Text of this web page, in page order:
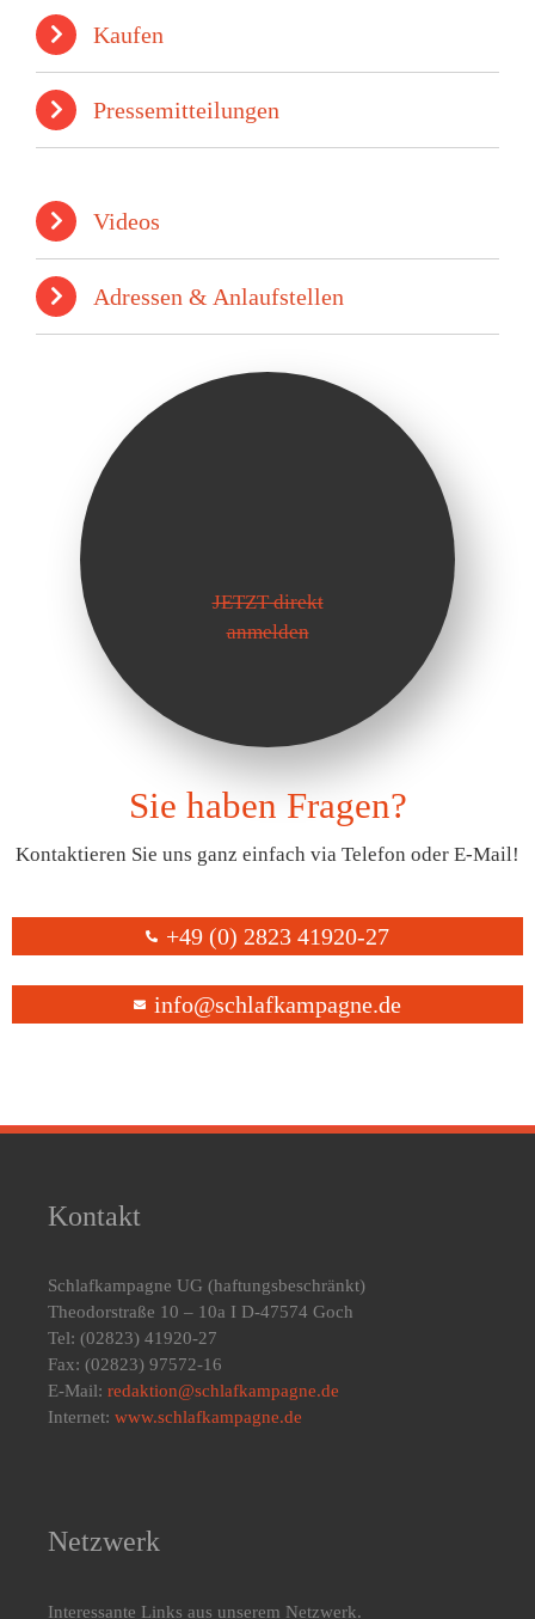
Kaufen
Pressemitteilungen
Videos
Adressen & Anlaufstellen
JETZT direkt
anmelden
Sie haben Fragen?
Kontaktieren Sie uns ganz einfach via Telefon oder E-Mail!
+49 (0) 2823 41920-27
info@schlafkampagne.de
Kontakt
Schlafkampagne UG (haftungsbeschränkt)
Theodorstraße 10 – 10a I D-47574 Goch
Tel: (02823) 41920-27
Fax: (02823) 97572-16
E-Mail: redaktion@schlafkampagne.de
Internet: www.schlafkampagne.de
Netzwerk
Interessante Links aus unserem Netzwerk.